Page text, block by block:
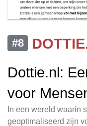
#8
Dottie.nl:
voor
In een wereld waarin
geoptimaliseerd zijn